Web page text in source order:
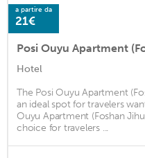
a partire da
21€
Hotel
The Posi Ouyu Apartment
an ideal spot for travelers
Ouyu Apartment (Foshan
choice for travelers ...